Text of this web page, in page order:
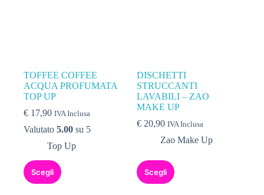
TOFFEE COFFEE
ACQUA PROFUMATA
TOP UP
€ 17,90 IVA Inclusa
Valutato 5.00 su 5
Top Up
Scegli
DISCHETTI
STRUCCANTI
LAVABILI – ZAO
MAKE UP
€ 20,90 IVA Inclusa
Zao Make Up
Scegli